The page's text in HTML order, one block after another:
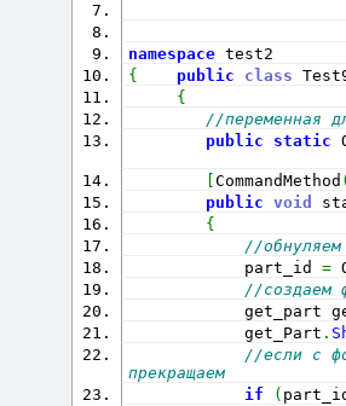
namespace test2
{
public class
{
//переменная
public
static
[CommandMethod
public
void
{
//обнуляем
part_id =
//создаем
get_part
get_Part .
//если с
прекращаем
if
(